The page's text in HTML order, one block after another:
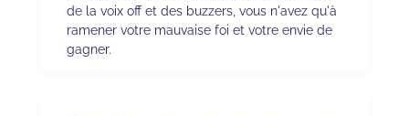
de la voix off et des buzzers, vous n'avez qu'à
ramener votre mauvaise foi et votre envie de
gagner.